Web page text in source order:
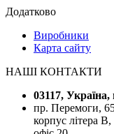
Додатково
Виробники
Карта сайту
НАШІ КОНТАКТИ
03117,
пр. Перемоги,
корпус літера В,